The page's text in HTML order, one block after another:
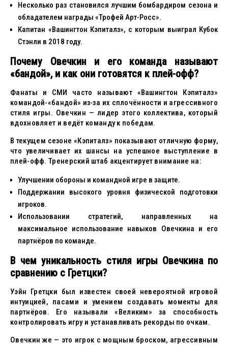
Несколько раз становился лучшим бомбардиром сезона и
обладателем награды «Трофей Арт-Росс».
Капитан «Вашингтон Кэпиталз», с которым выиграл Кубок
Стэнли в 2018 году.
Почему Овечкин и его команда называют
«бандой», и как они готовятся к плей-офф?
Фанаты и СМИ часто называют «Вашингтон Кэпиталз»
командой-«бандой» из-за их сплочённости и агрессивного
стиля игры. Овечкин — лидер этого коллектива, который
вдохновляет и ведёт команду к победам.
В текущем сезоне «Кэпиталз» показывают отличную форму,
что увеличивает их шансы на успешное выступление в
плей-офф. Тренерский штаб акцентирует внимание на:
Улучшении обороны и командной игре в защите.
Поддержании высокого уровня физической подготовки
игроков.
Использовании стратегий, направленных на
максимальное использование навыков Овечкина и его
партнёров по команде.
В чем уникальность стиля игры Овечкина по
сравнению с Гретцки?
Уэйн Гретцки был известен своей невероятной игровой
интуицией, пасами и умением создавать моменты для
партнёров. Его называли «Великим» за способность
контролировать игру и устанавливать рекорды по очкам.
Овечкин же — это игрок с мощным броском, агрессивным